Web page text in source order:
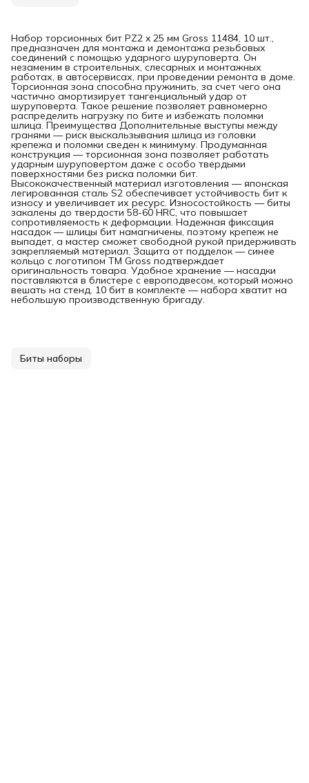
Набор торсионных бит PZ2 x 25 мм Gross 11484, 10 шт.,
предназначен для монтажа и демонтажа резьбовых
соединений с помощью ударного шуруповерта. Он
незаменим в строительных, слесарных и монтажных
работах, в автосервисах, при проведении ремонта в доме.
Торсионная зона способна пружинить, за счет чего она
частично амортизирует тангенциальный удар от
шуруповерта. Такое решение позволяет равномерно
распределить нагрузку по бите и избежать поломки
шлица. Преимущества Дополнительные выступы между
гранями — риск выскальзывания шлица из головки
крепежа и поломки сведен к минимуму. Продуманная
конструкция — торсионная зона позволяет работать
ударным шуруповертом даже с особо твердыми
поверхностями без риска поломки бит.
Высококачественный материал изготовления — японская
легированная сталь S2 обеспечивает устойчивость бит к
износу и увеличивает их ресурс. Износостойкость — биты
закалены до твердости 58-60 HRC, что повышает
сопротивляемость к деформации. Надежная фиксация
насадок — шлицы бит намагничены, поэтому крепеж не
выпадет, а мастер сможет свободной рукой придерживать
закрепляемый материал. Защита от подделок — синее
кольцо с логотипом ТМ Gross подтверждает
оригинальность товара. Удобное хранение — насадки
поставляются в блистере с европодвесом, который можно
вешать на стенд. 10 бит в комплекте — набора хватит на
небольшую производственную бригаду.
Биты наборы